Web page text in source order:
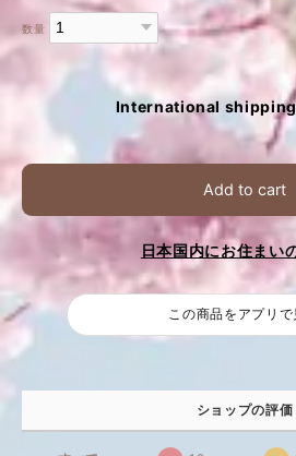
数量
International
Add to cart
日本国内にお住まい
この商品をアプリで
ショップの評価